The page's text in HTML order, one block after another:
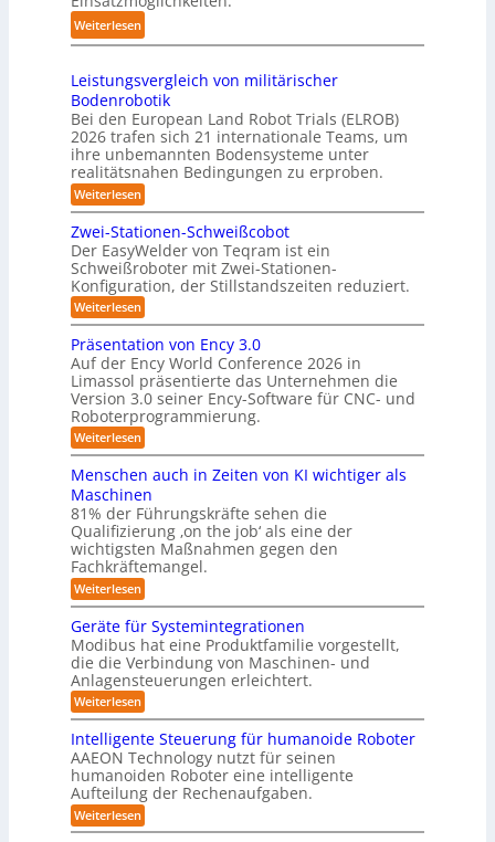
t
e
0
6
y
s
t
m
t
e
3
D
-
S
t
e
r
e
o
-
K
a
m
e
r
a
s
y
s
t
e
m
f
ü
r
R
o
b
o
t
i
u
n
d
L
o
Weiterlesen:
S
u
t
t
l
e
-
S
y
s
t
e
m
f
ü
r
R
e
i
r
ä
u
m
e
b
i
s
I
S
O
-
K
l
a
s
s
Leistungsvergleich von militärischer
Bodenrobotik
Bei den European Land Robot Trials (ELROB)
2026 trafen sich 21 internationale Teams, um
ihre unbemannten Bodensysteme unter
realitätsnahen Bedingungen zu erproben.
Weiterlesen:
L
e
i
s
t
u
n
g
s
v
e
r
g
l
e
i
c
h
v
o
n
m
i
l
i
t
ä
r
i
s
c
h
e
r
B
o
d
e
n
r
o
Zwei-Stationen-Schweißcobot
Der EasyWelder von Teqram ist ein
Schweißroboter mit Zwei-Stationen-
Konfiguration, der Stillstandszeiten reduziert.
Weiterlesen:
Z
w
e
i
-
S
t
a
t
i
o
n
e
n
-
S
c
h
w
i
ß
c
o
b
o
t
Präsentation von Ency 3.0
Auf der Ency World Conference 2026 in
Limassol präsentierte das Unternehmen die
Version 3.0 seiner Ency-Software für CNC- und
Roboterprogrammierung.
Weiterlesen:
P
ä
s
e
n
t
a
t
i
o
n
v
o
n
E
n
c
y
3
.
0
Menschen auch in Zeiten von KI wichtiger als
Maschinen
81% der Führungskräfte sehen die
Qualifizierung ‚on the job‘ als eine der
wichtigsten Maßnahmen gegen den
Fachkräftemangel.
Weiterlesen:
M
n
s
c
h
e
n
u
c
h
i
n
Z
e
Geräte für Systemintegrationen
Modibus hat eine Produktfamilie vorgestellt,
die die Verbindung von Maschinen- und
Anlagensteuerungen erleichtert.
Weiterlesen:
G
e
r
ä
t
e
f
ü
Intelligente Steuerung für humanoide Roboter
AAEON Technology nutzt für seinen
humanoiden Roboter eine intelligente
Aufteilung der Rechenaufgaben.
Weiterlesen:
I